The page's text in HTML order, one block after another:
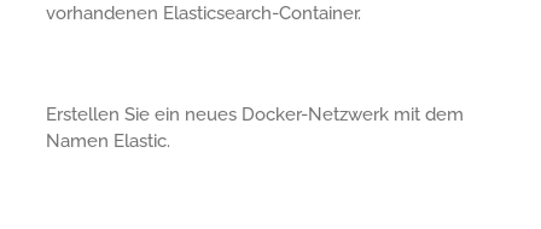
vorhandenen Elasticsearch-Container.
Erstellen Sie ein neues Docker-Netzwerk mit dem
Namen Elastic.